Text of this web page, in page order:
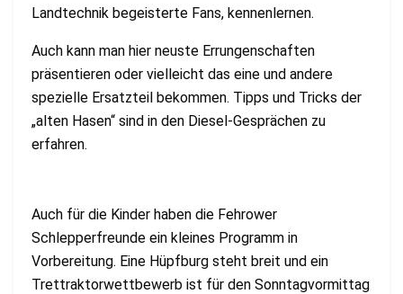
Landtechnik begeisterte Fans, kennenlernen.
Auch kann man hier neuste Errungenschaften
präsentieren oder vielleicht das eine und andere
spezielle Ersatzteil bekommen. Tipps und Tricks der
„alten Hasen“ sind in den Diesel-Gesprächen zu
erfahren.
Auch für die Kinder haben die Fehrower
Schlepperfreunde ein kleines Programm in
Vorbereitung. Eine Hüpfburg steht breit und ein
Trettraktorwettbewerb ist für den Sonntagvormittag